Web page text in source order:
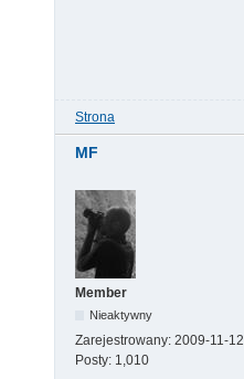
Strona
MF
Member
Nieaktywny
Zarejestrowany: 2009-11-12
Posty: 1,010